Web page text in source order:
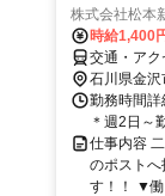
株式会社松本
時給1,400
交通・ア
石川県金沢
勤務時間
＊週2日～
仕事内容
のポスト
す！！ ▼働